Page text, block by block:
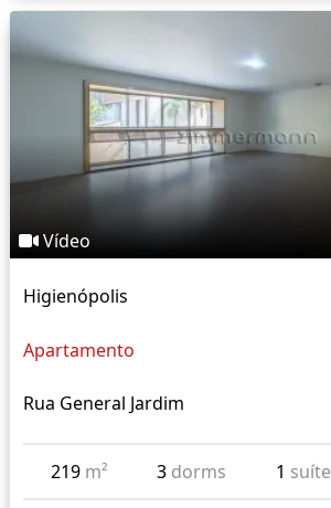
Vídeo
Higienópolis
Apartamento
Rua General Jardim
219 m² 3 dorms 1 suíte